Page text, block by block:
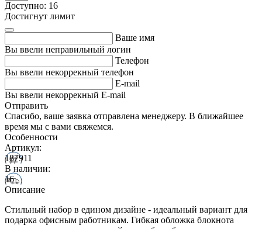
Доступно: 16
Достигнут лимит
Ваше имя
Вы ввели неправильный логин
Телефон
Вы ввели некоррекный телефон
E-mail
Вы ввели некоррекный E-mail
Отправить
Спасибо, ваше заявка отправлена менеджеру. В ближайшее
время мы с вами свяжемся.
Особенности
Артикул:
187911
В наличии:
16
Описание
Стильный набор в едином дизайне - идеальный вариант для
подарка офисным работникам. Гибкая обложка блокнота